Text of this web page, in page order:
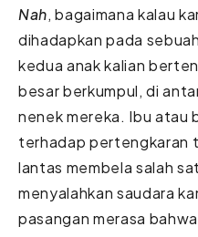
Nah, bagaimana kalau
dihadapkan pada
kedua anak kalian
besar berkumpul, di
nenek mereka. Ibu atau
terhadap pertengkaran
lantas membela salah
menyalahkan saudara
pasangan merasa